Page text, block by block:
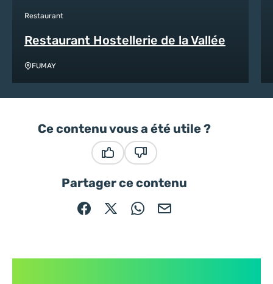
Restaurant Hostellerie de la Vallée
Restaurant
FUMAY
Ce contenu vous a été utile ?
Partager ce contenu
Partager sur Facebook (nouvelle fenêtre)
Partager sur X / Twitter (nouvelle
Partager sur WhatsApp
Partager par mail